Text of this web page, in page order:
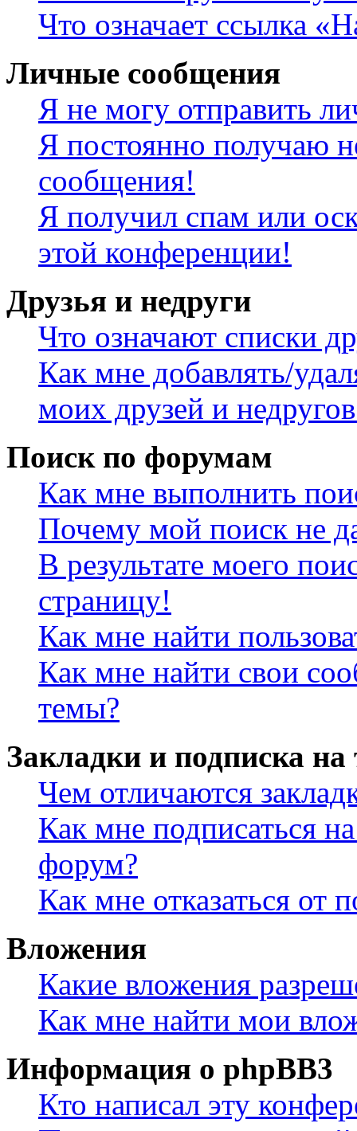
Что означает ссылка
Личные сообщения
Я не могу отправить
Я постоянно получаю
сообщения!
Я получил спам или
этой конференции!
Друзья и недруги
Что означают списки
Как мне добавлять/
моих друзей и
Поиск по форумам
Как мне выполнить
Почему мой поиск не
В результате моего
страницу!
Как мне найти
Как мне найти свои
темы?
Закладки и подписка
Чем отличаются
Как мне подписаться
форум?
Как мне отказаться от
Вложения
Какие вложения
Как мне найти мои
Информация о phpBB3
Кто написал эту